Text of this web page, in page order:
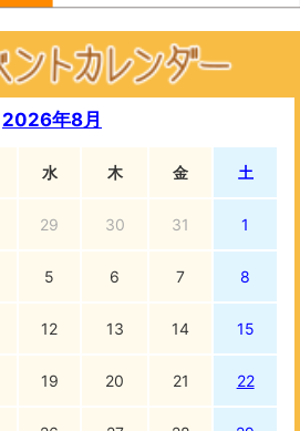
2026年8月
水 木 金 土
29 30 31 1
5 6 7 8
12 13 14 15
19 20 21 22